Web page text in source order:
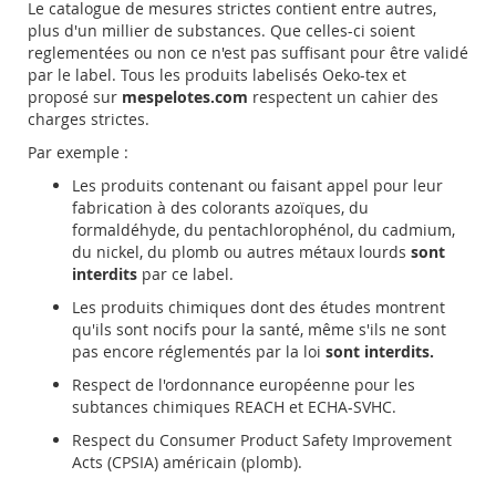
Le catalogue de mesures strictes contient entre autres,
plus d'un millier de substances. Que celles-ci soient
reglementées ou non ce n'est pas suffisant pour être validé
par le label. Tous les produits labelisés Oeko-tex et
proposé sur mespelotes.com respectent un cahier des
charges strictes.
Par exemple :
Les produits contenant ou faisant appel pour leur
fabrication à des colorants azoïques, du
formaldéhyde, du pentachlorophénol, du cadmium,
du nickel, du plomb ou autres métaux lourds sont
interdits par ce label.
Les produits chimiques dont des études montrent
qu'ils sont nocifs pour la santé, même s'ils ne sont
pas encore réglementés par la loi sont interdits.
Respect de l'ordonnance européenne pour les
subtances chimiques REACH et ECHA-SVHC.
Respect du Consumer Product Safety Improvement
Acts (CPSIA) américain (plomb).